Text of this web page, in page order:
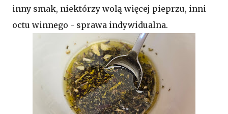
inny smak, niektórzy wolą więcej pieprzu, inni
octu winnego - sprawa indywidualna.